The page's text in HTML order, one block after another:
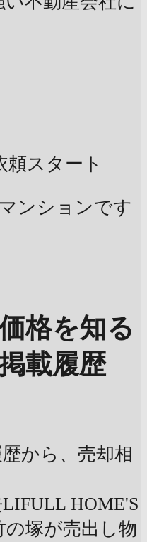
頼スタート
ンションです
格を知る
載履歴
から、売却相
HOME'S
塚が売出し物